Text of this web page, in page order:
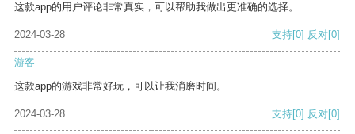
这款app的用户评论非常真实，可以帮助我做出更准确的选择。
2024-03-28 支持[0] 反对[0]
游客
这款app的游戏非常好玩，可以让我消磨时间。
2024-03-28 支持[0] 反对[0]